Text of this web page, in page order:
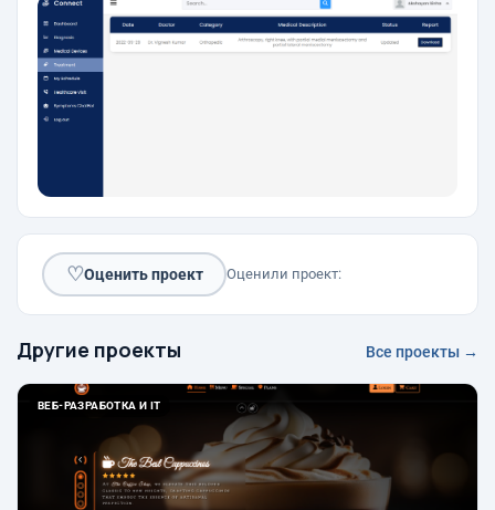
♡Оценить проект Оценили проект:
Другие проекты Все проекты →
ВЕБ-РАЗРАБОТКА И IT